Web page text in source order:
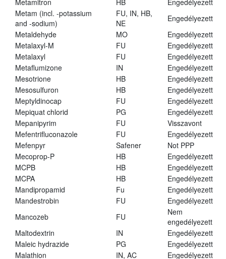
Metamitron
HB
Engedélyezett
Metam (incl. -potassium
and -sodium)
FU, IN, HB,
NE
Engedélyezett
Metaldehyde
MO
Engedélyezett
Metalaxyl-M
FU
Engedélyezett
Metalaxyl
FU
Engedélyezett
Metaflumizone
IN
Engedélyezett
Mesotrione
HB
Engedélyezett
Mesosulfuron
HB
Engedélyezett
Meptyldinocap
FU
Engedélyezett
Mepiquat chlorid
PG
Engedélyezett
Mepanipyrim
FU
Visszavont
Mefentrifluconazole
FU
Engedélyezett
Mefenpyr
Safener
Not PPP
Mecoprop-P
HB
Engedélyezett
MCPB
HB
Engedélyezett
MCPA
HB
Engedélyezett
Mandipropamid
Fu
Engedélyezett
Mandestrobin
FU
Engedélyezett
Mancozeb
FU
Nem
engedélyezett
Maltodextrin
IN
Engedélyezett
Maleic hydrazide
PG
Engedélyezett
Malathion
IN, AC Engedélyezett